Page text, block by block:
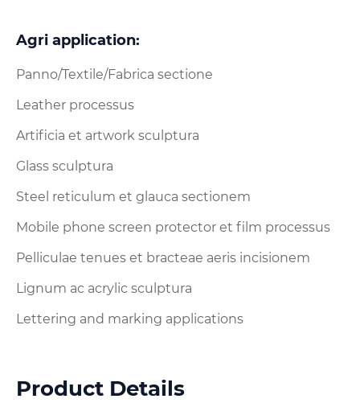
Agri application:
Panno/Textile/Fabrica sectione
Leather processus
Artificia et artwork sculptura
Glass sculptura
Steel reticulum et glauca sectionem
Mobile phone screen protector et film processus
Pelliculae tenues et bracteae aeris incisionem
Lignum ac acrylic sculptura
Lettering and marking applications
Product Details